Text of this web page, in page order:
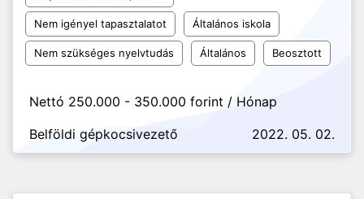
Nem igényel tapasztalatot Általános iskola
Nem szükséges nyelvtudás Általános Beosztott
Nettó 250.000 - 350.000 forint / Hónap
Belföldi gépkocsivezető
2022. 05. 02.